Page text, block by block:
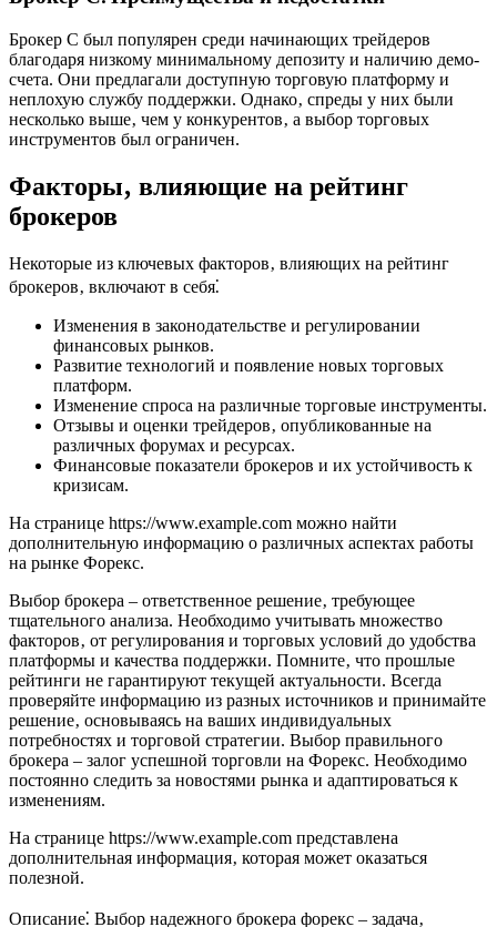
Брокер C был популярен среди начинающих трейдеров
благодаря низкому минимальному депозиту и наличию демо-
счета. Они предлагали доступную торговую платформу и
неплохую службу поддержки. Однако‚ спреды у них были
несколько выше‚ чем у конкурентов‚ а выбор торговых
инструментов был ограничен.
Факторы‚ влияющие на рейтинг
брокеров
Некоторые из ключевых факторов‚ влияющих на рейтинг
брокеров‚ включают в себя⁚
Изменения в законодательстве и регулировании
финансовых рынков.
Развитие технологий и появление новых торговых
платформ.
Изменение спроса на различные торговые инструменты.
Отзывы и оценки трейдеров‚ опубликованные на
различных форумах и ресурсах.
Финансовые показатели брокеров и их устойчивость к
кризисам.
На странице https://www.example.com можно найти
дополнительную информацию о различных аспектах работы
на рынке Форекс.
Выбор брокера – ответственное решение‚ требующее
тщательного анализа. Необходимо учитывать множество
факторов‚ от регулирования и торговых условий до удобства
платформы и качества поддержки. Помните‚ что прошлые
рейтинги не гарантируют текущей актуальности. Всегда
проверяйте информацию из разных источников и принимайте
решение‚ основываясь на ваших индивидуальных
потребностях и торговой стратегии. Выбор правильного
брокера – залог успешной торговли на Форекс. Необходимо
постоянно следить за новостями рынка и адаптироваться к
изменениям.
На странице https://www.example.com представлена
дополнительная информация‚ которая может оказаться
полезной.
Описание⁚ Выбор надежного брокера форекс – задача‚